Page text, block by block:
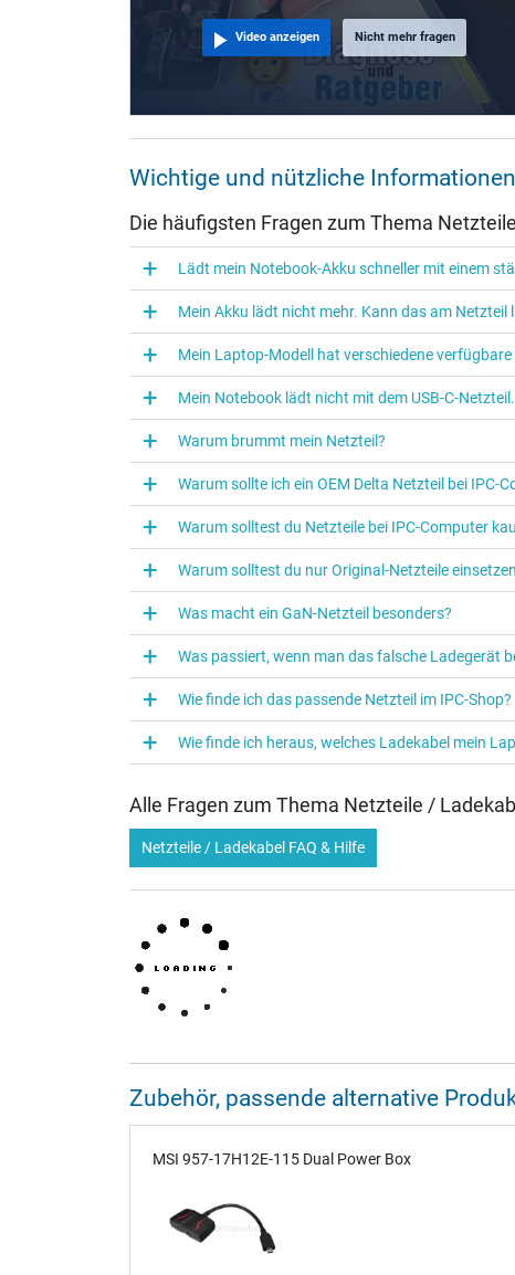
Stift im Stecker
Länge Anschlusskabel (m) (ca.)
Länge / Breite / Höhe
Weitere Daten
Überlast-, kurzschluss- und überhitzungsgeschützt
Prüfsiegel
Kategorisierung
Kategorie
Verwendung
Video anzeigen Nicht mehr fragen
Wichtige und nützliche
Die häufigsten Fragen zum Thema
Lädt mein Notebook-Akku schneller mit einem
Mein Akku lädt nicht mehr. Kann das am Netzteil
Mein Laptop-Modell hat verschiedene
Mein Notebook lädt nicht mit dem USB-C-
Warum brummt mein Netzteil?
Warum sollte ich ein OEM Delta Netzteil bei
Warum solltest du Netzteile bei IPC‑Computer
Warum solltest du nur Original-Netzteile
Was macht ein GaN-Netzteil besonders?
Was passiert, wenn man das falsche Ladegerät
Wie finde ich das passende Netzteil im IPC-Shop?
Wie finde ich heraus, welches Ladekabel mein
Alle Fragen zum Thema Netzteile /
Netzteile / Ladekabel FAQ & Hilfe
Zubehör, passende alternative
MSI 957-17H12E-115 Dual Power Box